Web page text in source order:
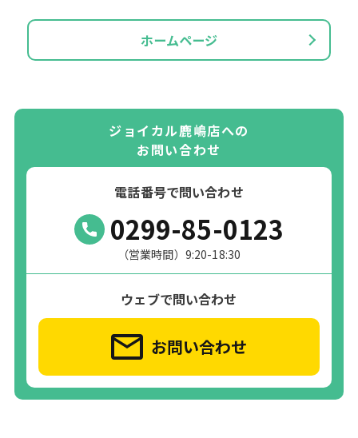
ホームページ
ジョイカル鹿嶋店への
お問い合わせ
電話番号で問い合わせ
0299-85-0123
（営業時間）9:20-18:30
ウェブで問い合わせ
お問い合わせ